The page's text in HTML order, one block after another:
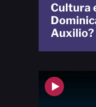
Cultura